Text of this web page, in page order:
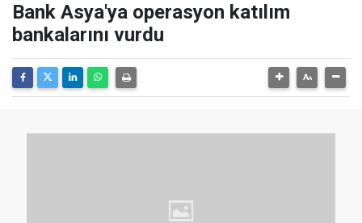
Bank Asya'ya operasyon katılım
bankalarını vurdu